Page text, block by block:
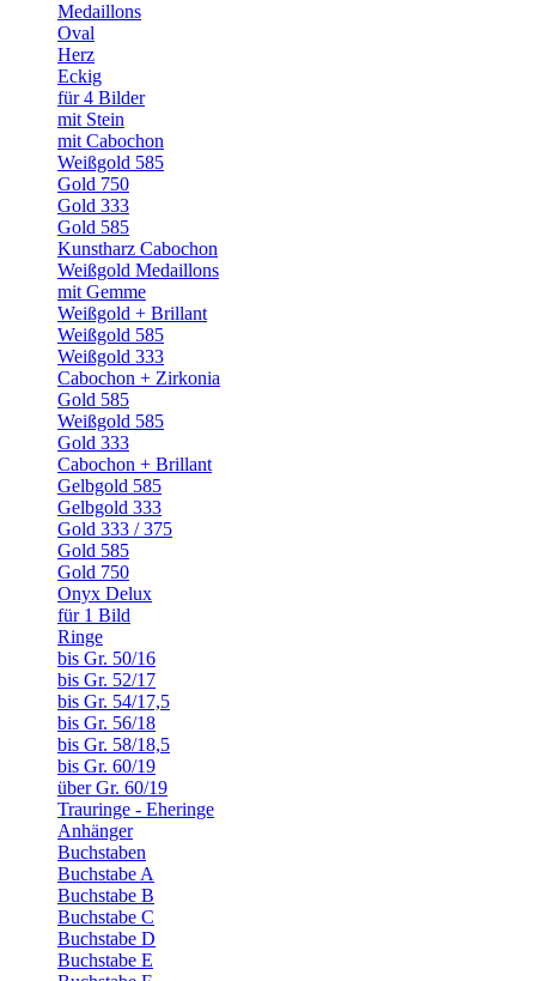
Medaillons
Oval
Herz
Eckig
für 4 Bilder
mit Stein
mit Cabochon
Weißgold 585
Gold 750
Gold 333
Gold 585
Kunstharz Cabochon
Weißgold Medaillons
mit Gemme
Weißgold + Brillant
Weißgold 585
Weißgold 333
Cabochon + Zirkonia
Gold 585
Weißgold 585
Gold 333
Cabochon + Brillant
Gelbgold 585
Gelbgold 333
Gold 333 / 375
Gold 585
Gold 750
Onyx Delux
für 1 Bild
Ringe
bis Gr. 50/16
bis Gr. 52/17
bis Gr. 54/17,5
bis Gr. 56/18
bis Gr. 58/18,5
bis Gr. 60/19
über Gr. 60/19
Trauringe - Eheringe
Anhänger
Buchstaben
Buchstabe A
Buchstabe B
Buchstabe C
Buchstabe D
Buchstabe E